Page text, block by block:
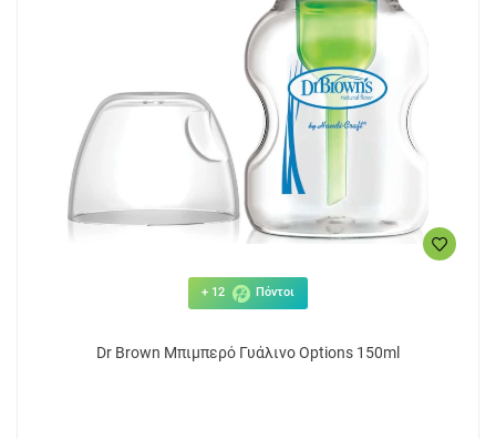
+ 12 Πόντοι
Dr Brown Mπιμπερό Γυάλινο Options 150ml